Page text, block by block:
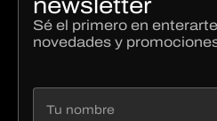
newsletter
Sé el primero en
novedades y